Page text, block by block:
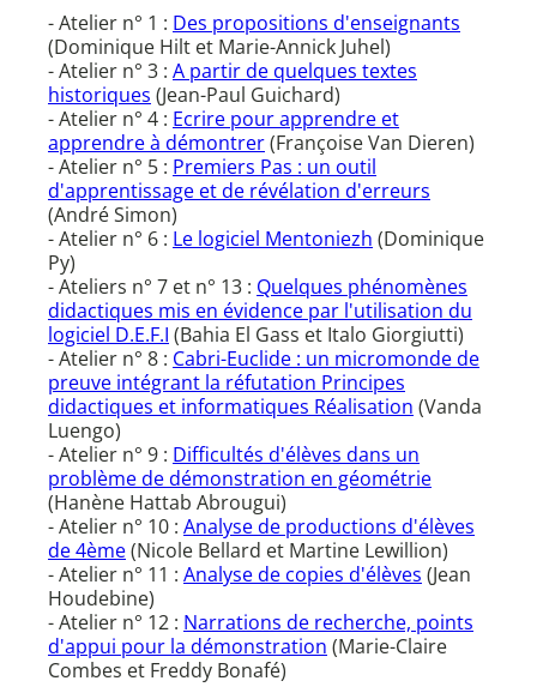
- Atelier n° 1 : Des propositions d'enseignants
(Dominique Hilt et Marie-Annick Juhel)
- Atelier n° 3 : A partir de quelques textes
historiques (Jean-Paul Guichard)
- Atelier n° 4 : Ecrire pour apprendre et
apprendre à démontrer(Françoise Van Dieren)
- Atelier n° 5 : Premiers Pas : un outil
d'apprentissage et de révélation d'erreurs
(André Simon)
- Atelier n° 6 : Le logiciel Mentoniezh (Dominique
Py)
- Ateliers n° 7 et n° 13 : Quelques phénomènes
didactiques mis en évidence par l'utilisation du
logiciel D.E.F.I (Bahia El Gass et Italo Giorgiutti)
- Atelier n° 8 : Cabri-Euclide : un micromonde de
preuve intégrant la réfutation Principes
didactiques et informatiques Réalisation (Vanda
Luengo)
- Atelier n° 9 : Difficultés d'élèves dans un
problème de démonstration en géométrie
(Hanène Hattab Abrougui)
- Atelier n° 10 : Analyse de productions d'élèves
de 4ème(Nicole Bellard et Martine Lewillion)
- Atelier n° 11 : Analyse de copies d'élèves (Jean
Houdebine)
- Atelier n° 12 : Narrations de recherche, points
d'appui pour la démonstration (Marie-Claire
Combes et Freddy Bonafé)